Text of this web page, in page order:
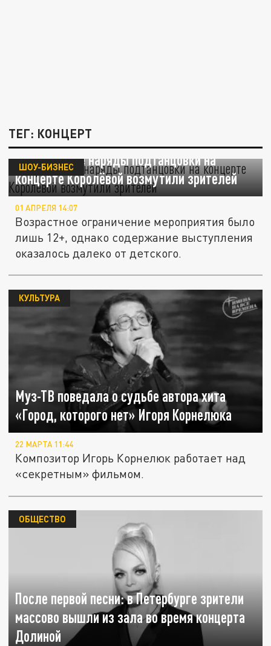
ТЕГ: КОНЦЕРТ
Откровенные наряды подтанцовки на
концерте Королёвой возмутили зрителей
ШОУ-БИЗНЕС
01 АПРЕЛЯ 14:07
Возрастное ограничение мероприятия было
лишь 12+, однако содержание выступления
оказалось далеко от детского.
Муз-ТВ поведала о судьбе автора хита
«Город, которого нет» Игоря Корнелюка
КУЛЬТУРА
22 МАРТА 11:44
Композитор Игорь Корнелюк работает над
«секретным» фильмом.
После первой песни: в Петербурге зрители
массово вышли из зала во время концерта
Долиной
ОБЩЕСТВО